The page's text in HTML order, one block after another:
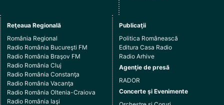
Reţeaua Regională
România Regional
Radio România Bucureşti FM
Radio România Braşov FM
Radio România Cluj
Radio România Constanţa
Radio România Vacanţa
Radio România Oltenia-Craiova
Radio România Iaşi
Publicaţii
Politica Românească
Editura Casa Radio
Radio Arhive
Agenţie de presă
RADOR
Concerte şi Evenimente